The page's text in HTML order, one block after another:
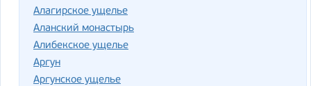
Алагирское ущелье
Аланский монастырь
Алибекское ущелье
Аргун
Аргунское ущелье